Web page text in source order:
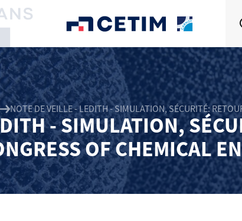
NOTE DE VEILLE - LEDITH - SIMULATION, SÉCURITÉ:
- SIMULATION,
OF CHEMICAL